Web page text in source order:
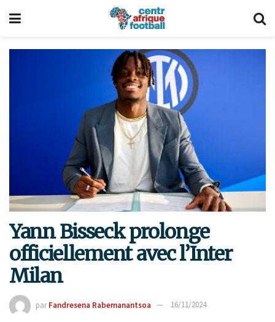
Yann Bisseck prolonge
officiellement avec l’Inter
Milan
par Fandresena Rabemanantsoa 16/11/2024